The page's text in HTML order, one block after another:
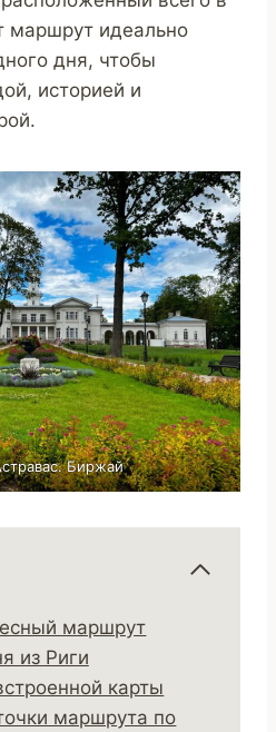
маршрут идеально
дня, чтобы
историей и
Биржай
маршрут
из Риги
карты
маршрута по